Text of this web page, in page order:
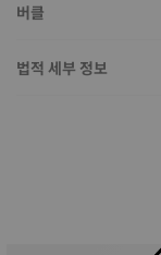
버클
법적 세부 정보